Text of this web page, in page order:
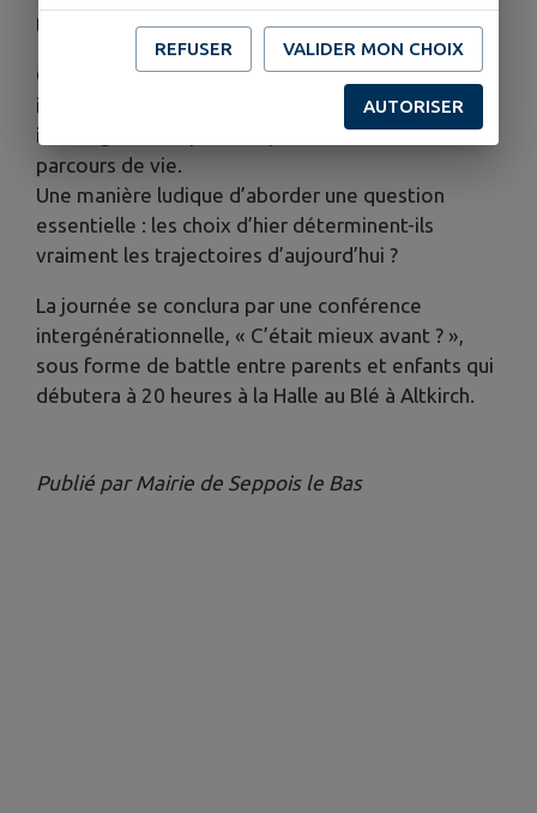
terrain, au plus près des professionnels.
Originalité de cette édition : un escape game
inspiré des années 80, qui invite les visiteurs à
interroger les exposants pour retracer des
parcours de vie.
Une manière ludique d’aborder une question
essentielle : les choix d’hier déterminent-ils
vraiment les trajectoires d’aujourd’hui ?
La journée se conclura par une conférence
intergénérationnelle, « C’était mieux avant ? »,
sous forme de battle entre parents et enfants qui
débutera à 20 heures à la Halle au Blé à Altkirch.
Publié par Mairie de Seppois le Bas
REFUSER VALIDER MON CHOIX
AUTORISER